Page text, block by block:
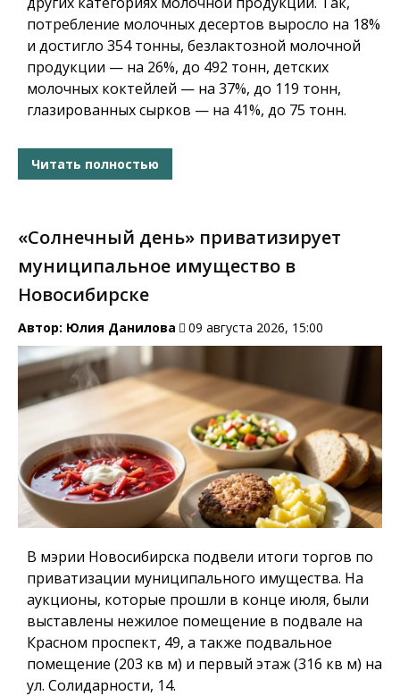
потребление молочных десертов выросло на 18%
и достигло 354 тонны, безлактозной молочной
продукции — на 26%, до 492 тонн, детских
молочных коктейлей — на 37%, до 119 тонн,
глазированных сырков — на 41%, до 75 тонн.
Читать полностью
«Солнечный день» приватизирует
муниципальное имущество в
Новосибирске
Автор: Юлия Данилова 09 августа 2026, 15:00
В мэрии Новосибирска подвели итоги торгов по
приватизации муниципального имущества. На
аукционы, которые прошли в конце июля, были
выставлены нежилое помещение в подвале на
Красном проспект, 49, а также подвальное
помещение (203 кв м) и первый этаж (316 кв м) на
ул. Солидарности, 14.